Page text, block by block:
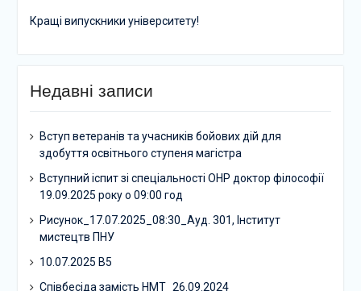
Кращі випускники університету!
Недавні записи
Вступ ветеранів та учасників бойових дій для
здобуття освітнього ступеня магістра
Вступний іспит зі спеціальності ОНР доктор філософії
19.09.2025 року о 09:00 год
Рисунок_17.07.2025_08:30_Ауд. 301, Інститут
мистецтв ПНУ
10.07.2025 В5
Співбесіда замість НМТ_26.09.2024